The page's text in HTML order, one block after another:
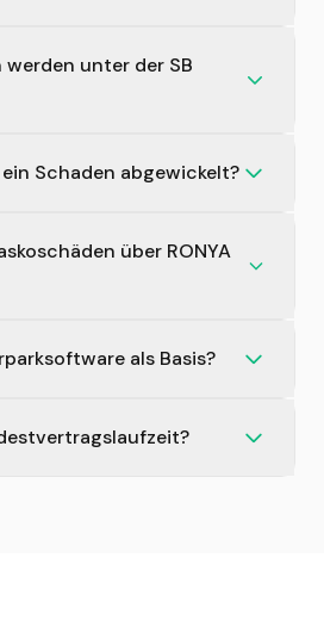
unter der SB
Schaden abgewickelt?
über RONYA
als Basis?